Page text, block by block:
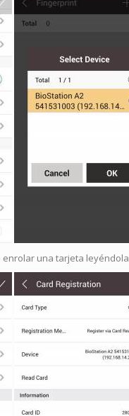
enrolar una tarjeta